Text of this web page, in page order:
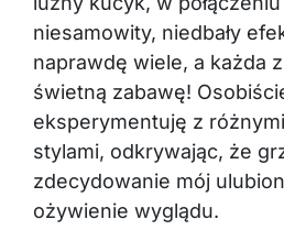
niesamowity, niedbały
naprawdę wiele, a każda
świetną zabawę!
eksperymentuję z
stylami, odkrywając, że
zdecydowanie mój
ożywienie wyglądu.